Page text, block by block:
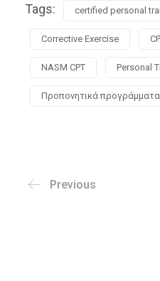
Tags: certified personal
Corrective Exercise
NASM CPT Personal
Προπονητικά προγράμματα
Previous